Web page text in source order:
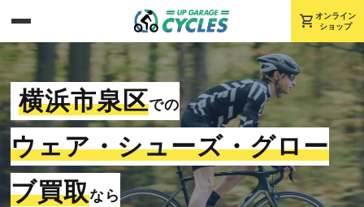
shopping_cart オンライン
ショップ
横浜市泉区での
ウェア・シューズ・グロー
ブ買取なら